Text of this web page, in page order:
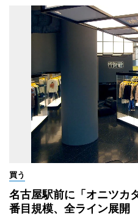
買う
名古屋駅前に「オニツ
番目規模、全ライン展開